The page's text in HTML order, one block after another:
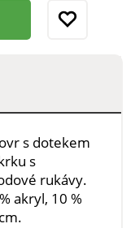
s dotekem
s
rukávy.
akryl, 10 %